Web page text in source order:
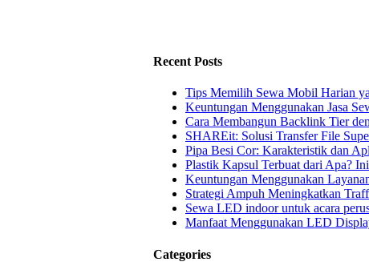
Recent Posts
Tips Memilih Sewa Mobil Harian
Keuntungan Menggunakan Jasa
Cara Membangun Backlink Tier
SHAREit: Solusi Transfer File
Pipa Besi Cor: Karakteristik dan
Plastik Kapsul Terbuat dari Apa?
Keuntungan Menggunakan
Strategi Ampuh Meningkatkan
Sewa LED indoor untuk acara
Manfaat Menggunakan LED
Categories